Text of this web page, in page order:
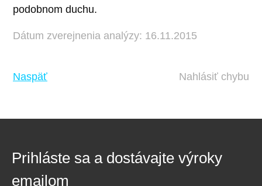
podobnom duchu.
Dátum zverejnenia analýzy: 16.11.2015
Naspäť Nahlásiť chybu
Prihláste sa a dostávajte výroky
emailom